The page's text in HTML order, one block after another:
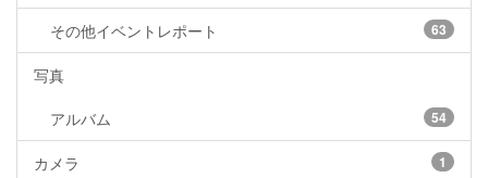
その他イベントレポート 63
写真
アルバム
54
カメラ 1